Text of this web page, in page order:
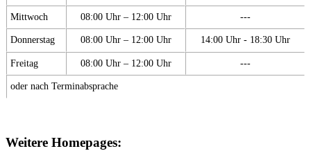
Mittwoch 08:00 Uhr – 12:00 Uhr ---
Donnerstag 08:00 Uhr – 12:00 Uhr 14:00 Uhr - 18:30 Uhr
Freitag 08:00 Uhr – 12:00 Uhr ---
oder nach Terminabsprache
Weitere Homepages: